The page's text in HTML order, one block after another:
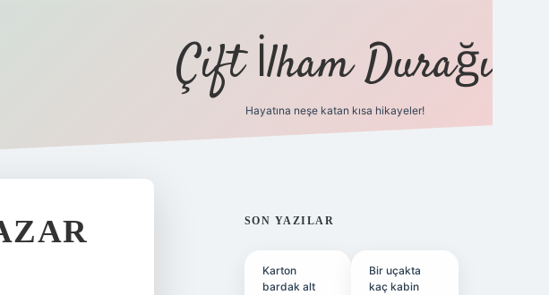
Çift İlham Durağı
Hayatına neşe katan kısa hikayeler!
SIDEBAR
SON YAZILAR
Karton
bardak alt
Bir uçakta
kaç kabin